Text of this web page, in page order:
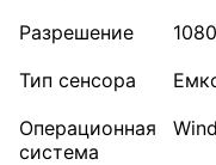
Разрешение
Тип сенсора
Операционная
система